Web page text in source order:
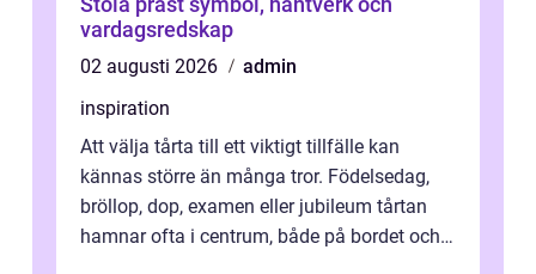
vardagsredskap
02 augusti 2026
admin
inspiration
Att välja tårta till ett viktigt tillfälle kan
kännas större än många tror. Födelsedag,
bröllop, dop, examen eller jubileum tårtan
hamnar ofta i centrum, både på bordet och i